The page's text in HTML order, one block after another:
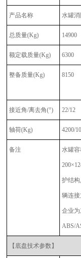
产品名称 水罐
总质量(Kg) 14900
额定载质量(Kg) 6300
整备质量(Kg) 8150
接近角/离去角(°) 22/12
轴荷(Kg) 4200/
备注 水罐
护结
辆连
企业
ABS/
【底盘技术参数】